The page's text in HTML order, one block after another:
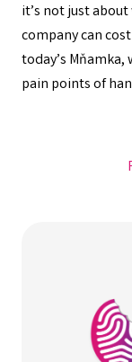
it’s not just
company can
today’s
pain points of